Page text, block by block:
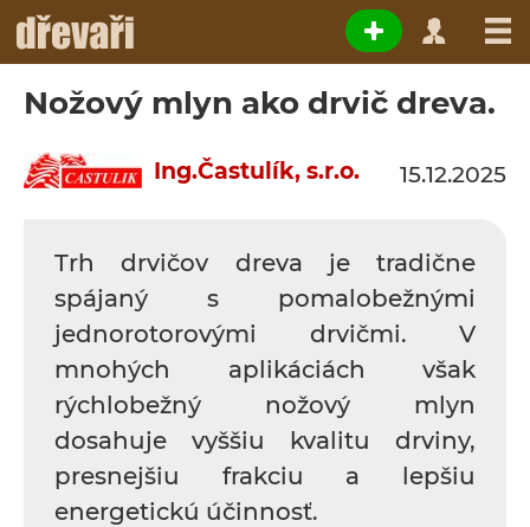
Nožový mlyn ako drvič dreva.
Ing.Častulík, s.r.o. 15.12.2025
Trh drvičov dreva je tradične
spájaný s pomalobežnými
jednorotorovými drvičmi. V
mnohých aplikáciách však
rýchlobežný nožový mlyn
dosahuje vyššiu kvalitu drviny,
presnejšiu frakciu a lepšiu
energetickú účinnosť.